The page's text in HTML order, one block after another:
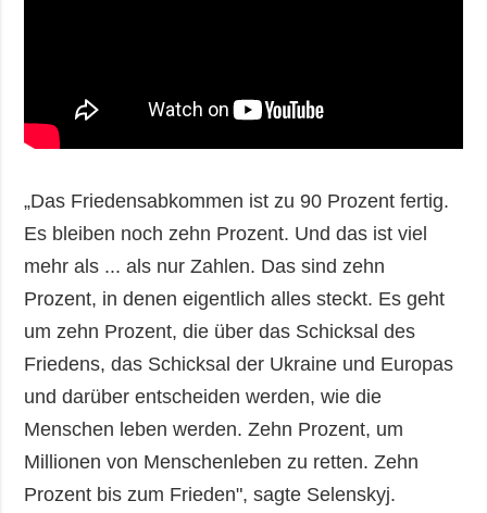
„Das Friedensabkommen ist zu 90 Prozent fertig.
Es bleiben noch zehn Prozent. Und das ist viel
mehr als ... als nur Zahlen. Das sind zehn
Prozent, in denen eigentlich alles steckt. Es geht
um zehn Prozent, die über das Schicksal des
Friedens, das Schicksal der Ukraine und Europas
und darüber entscheiden werden, wie die
Menschen leben werden. Zehn Prozent, um
Millionen von Menschenleben zu retten. Zehn
Prozent bis zum Frieden", sagte Selenskyj.